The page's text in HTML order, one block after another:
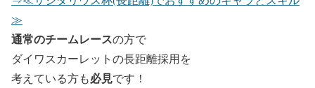
≫
通常のチームレースの方で
ダイワスカーレットの長距離採用を
考えている方も必見です！